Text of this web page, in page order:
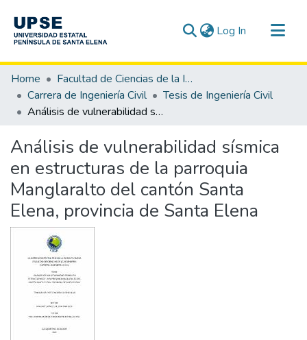
Log In (current)
Communities & Collections
All of DSpace
Statistics
Home
Facultad de Ciencias de la Ingeniería
Carrera de Ingeniería Civil
Tesis de Ingeniería Civil
Análisis de vulnerabilidad sísmica en estructuras de la parroquia Manglaralto del cantón Santa Elena, provincia de Santa Elena
Análisis de vulnerabilidad sísmica
en estructuras de la parroquia
Manglaralto del cantón Santa
Elena, provincia de Santa Elena